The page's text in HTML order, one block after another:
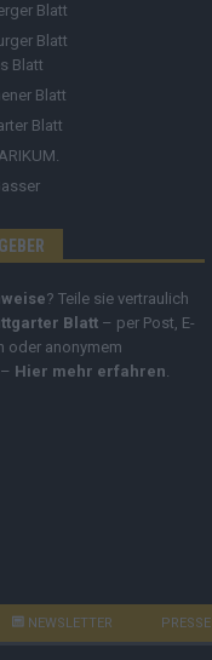
Blatt
Blatt
Blatt
Blatt
Blatt
? Teile sie vertraulich
Blatt – per Post, E-
oder anonymem
Hier mehr erfahren.
NEWSLETTER PRESSE